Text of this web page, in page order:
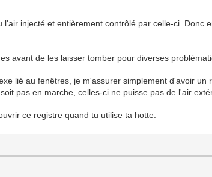
injecté et entièrement contrôlé par celle-ci. Donc
avant de les laisser tomber pour diverses
lié au fenêtres, je m'assurer simplement d'avoir
pas en marche, celles-ci ne puisse pas de l'air
ce registre quand tu utilise ta hotte.